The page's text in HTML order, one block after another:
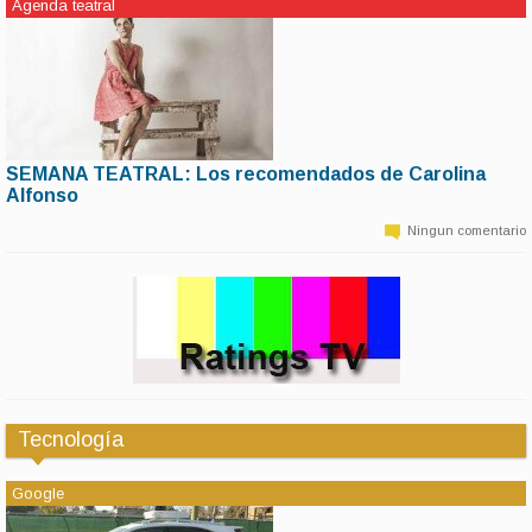
Agenda teatral
10 de marzo | 16:50
ALGUNAS OBRAS EN CARTEL – ESTRENOS Y REESTRENOS IMPERDIBLES
MIÉRCOLES 21 HS YO NO DUERMO LA SIESTA Dramaturgia y dirección:
Paula Marull Una historia atravesada por ese territorio que excede…
SEMANA TEATRAL: Los recomendados de Carolina
Alfonso
Ningun comentario
Tecnología
Google